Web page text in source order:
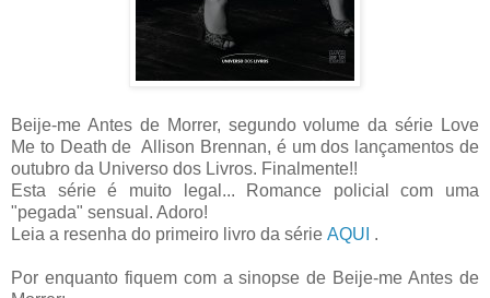
Beije-me Antes de Morrer, segundo volume da série Love
Me to Death de Allison Brennan, é um dos lançamentos de
outubro da Universo dos Livros. Finalmente!!
Esta série é muito legal... Romance policial com uma
"pegada" sensual. Adoro!
Leia a resenha do primeiro livro da série AQUI .
Por enquanto fiquem com a sinopse de Beije-me Antes de